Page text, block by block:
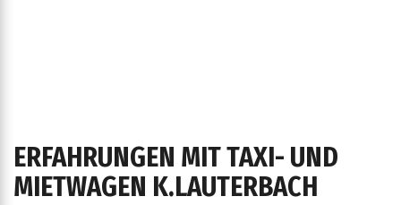
ERFAHRUNGEN MIT TAXI- UND
MIETWAGEN K.LAUTERBACH